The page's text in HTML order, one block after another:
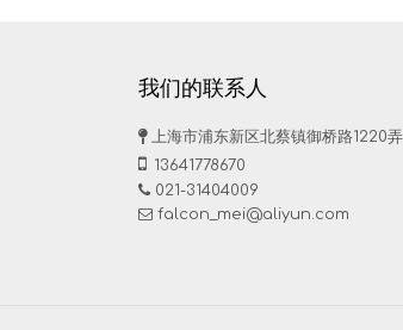
我们的联系人
上海市浦东新区北蔡镇御桥路1220
 13641778670
 021-31404009
 falcon_mei@aliyun.com